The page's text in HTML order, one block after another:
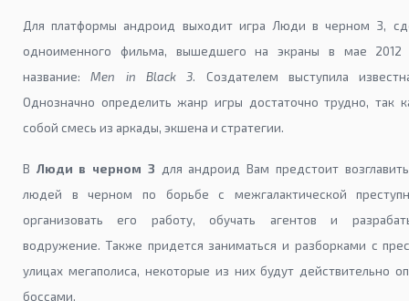
Для платформы андроид выходит игра Люди в черном 3,
одноименного фильма, вышедшего на экраны в мае 2012
название:Men in Black 3. Создателем выступила
Однозначно определить жанр игры достаточно трудно, так
собой смесь из аркады, экшена и стратегии.
В Люди в черном 3 для андроид Вам предстоит
людей в черном по борьбе с межгалактической
организовать его работу, обучать агентов и
водружение. Также придется заниматься и разборками с
улицах мегаполиса, некоторые из них будут действительно
боссами.